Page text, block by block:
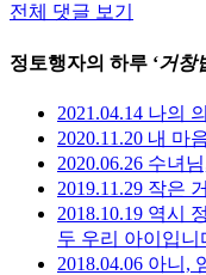
전체 댓글 보기
정토행자의 하루 ‘거창
2021.04.14 나의
2020.11.20 내 마
2020.06.26 수녀
2019.11.29 작은
2018.10.19 역시
두 우리 아이입니
2018.04.06 아니,